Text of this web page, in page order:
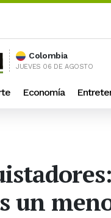
Colombia
JUEVES 06 DE AGOSTO
Economía
un